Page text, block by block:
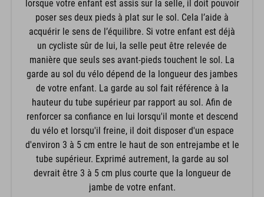
lorsque votre enfant est assis sur la selle, il doit pouvoir
poser ses deux pieds à plat sur le sol. Cela l’aide à
acquérir le sens de l’équilibre. Si votre enfant est déjà
un cycliste sûr de lui, la selle peut être relevée de
manière que seuls ses avant-pieds touchent le sol. La
garde au sol du vélo dépend de la longueur des jambes
de votre enfant. La garde au sol fait référence à la
hauteur du tube supérieur par rapport au sol. Afin de
renforcer sa confiance en lui lorsqu'il monte et descend
du vélo et lorsqu'il freine, il doit disposer d'un espace
d'environ 3 à 5 cm entre le haut de son entrejambe et le
tube supérieur. Exprimé autrement, la garde au sol
devrait être 3 à 5 cm plus courte que la longueur de
jambe de votre enfant.